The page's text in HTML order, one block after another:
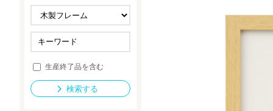
防災・
セキュリティ用品
法人向け製品
導入事例
生産終了品を含む
検索する